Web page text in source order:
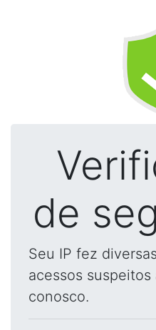
de
Seu IP fez
acessos
conosco.